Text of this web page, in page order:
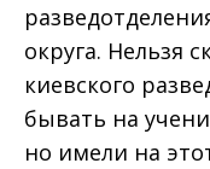
округа. Нельзя
киевского
бывать на
но имели на